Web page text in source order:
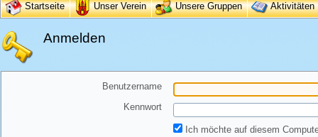
Startseite Unser Verein Unsere Gruppen Aktivitäten
Anmelden
Benutzername
Kennwort
Ich möchte auf diesem